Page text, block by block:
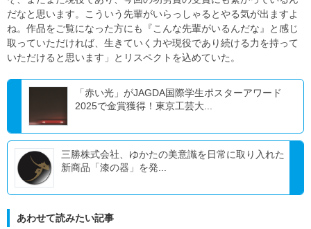
だなと思います。こういう先輩がいらっしゃるとやる気が出ますよ
ね。作品をご覧になった方にも『こんな先輩がいるんだな』と感じ
取っていただければ、生きていく力や現役であり続ける力を持って
いただけると思います」とリスペクトを込めていた。
「赤い光」がJAGDA国際学生ポスターアワード
2025で金賞獲得！東京工芸大...
三勝株式会社、ゆかたの美意識を日常に取り入れた
新商品「漆の器」を発...
あわせて読みたい記事